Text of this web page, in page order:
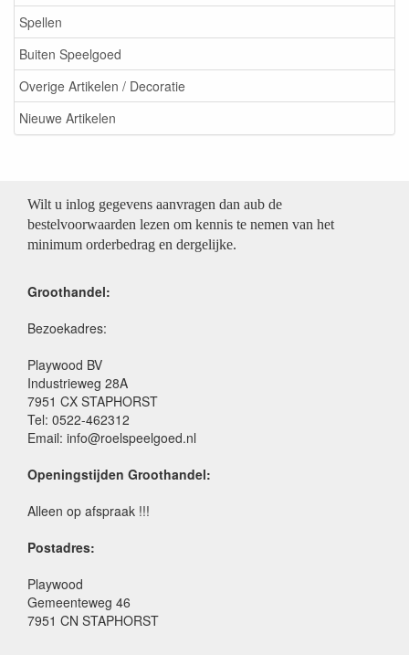
Spellen
Buiten Speelgoed
Overige Artikelen / Decoratie
Nieuwe Artikelen
Wilt u inlog gegevens aanvragen dan aub de
bestelvoorwaarden lezen om kennis te nemen van het
minimum orderbedrag en dergelijke.
Groothandel:
Bezoekadres:
Playwood BV
Industrieweg 28A
7951 CX STAPHORST
Tel: 0522-462312
Email: info@roelspeelgoed.nl
Openingstijden Groothandel:
Alleen op afspraak !!!
Postadres:
Playwood
Gemeenteweg 46
7951 CN STAPHORST